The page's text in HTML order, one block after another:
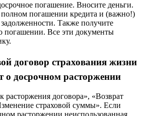
погашение. Вносите деньги.
полном погашении кредита и (важно!)
Также получите
погашении. Все эти документы
договор страхования жизни
о досрочном расторжении
расторжения договора», «Возврат
страховой суммы». Если
расторжении неиспользованная